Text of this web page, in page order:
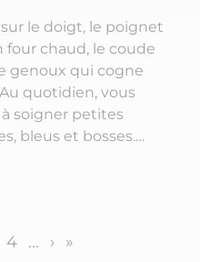
le doigt, le poignet
four chaud, le coude
genoux qui cogne
quotidien, vous
soigner petites
bleus et bosses.
pouvez traiter ces
4 ... › »